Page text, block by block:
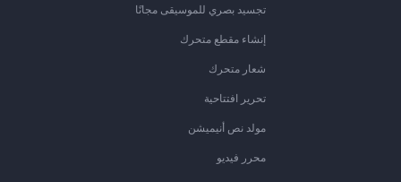
تجسيد بصري للموسيقى مجانًا
إنشاء مقطع متحرك
شعار متحرك
تحرير افتتاحية
مولد نص أنيميشن
محرر فيديو